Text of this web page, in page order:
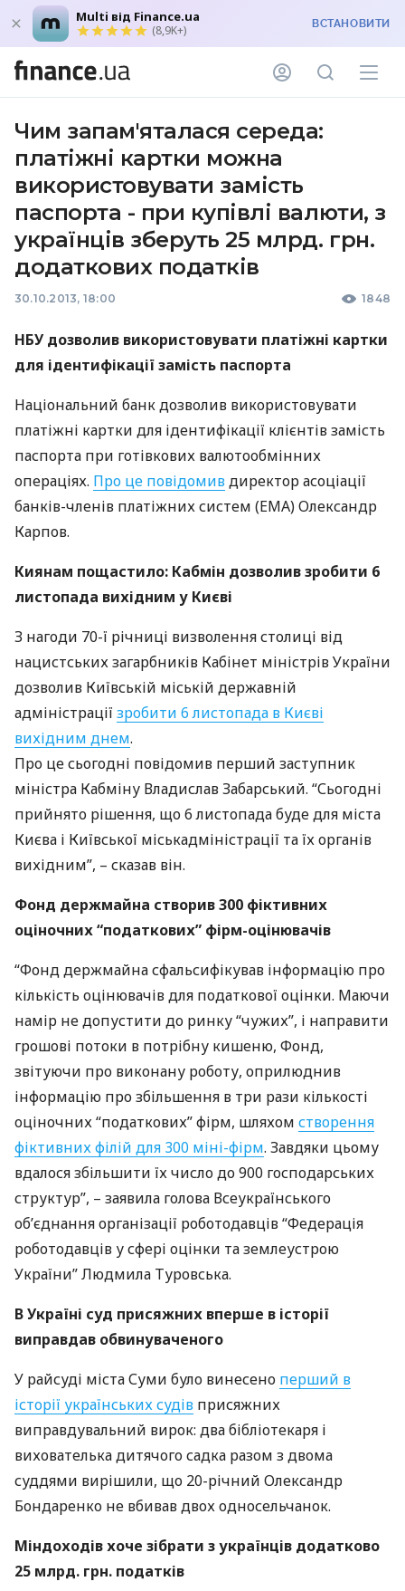
Multi від Finance.ua
(8,9K+) ВСТАНОВИТИ
Чим запам'яталася середа:
платіжні картки можна
використовувати замість
паспорта - при купівлі валюти, з
українців зберуть 25 млрд. грн.
додаткових податків
30.10.2013, 18:00 1848
НБУ дозволив використовувати платіжні картки
для ідентифікації замість паспорта
Національний банк дозволив використовувати
платіжні картки для ідентифікації клієнтів замість
паспорта при готівкових валютообмінних
операціях. Про це повідомивдиректор асоціації
банків-членів платіжних систем (EMA) Олександр
Карпов.
Киянам пощастило: Кабмін дозволив зробити 6
листопада вихідним у Києві
З нагоди 70-ї річниці визволення столиці від
нацистських загарбників Кабінет міністрів України
дозволив Київській міській державній
адміністрації зробити 6 листопада в Києві
вихідним днем.
Про це сьогодні повідомив перший заступник
міністра Кабміну Владислав Забарський. “Сьогодні
прийнято рішення, що 6 листопада буде для міста
Києва і Київської міськадміністрації та їх органів
вихідним”, – сказав він.
Фонд держмайна створив 300 фіктивних
оціночних “податкових” фірм-оцінювачів
“Фонд держмайна сфальсифікував інформацію про
кількість оцінювачів для податкової оцінки. Маючи
намір не допустити до ринку “чужих”, і направити
грошові потоки в потрібну кишеню, Фонд,
звітуючи про виконану роботу, оприлюднив
інформацію про збільшення в три рази кількості
оціночних “податкових” фірм, шляхом створення
фіктивних філій для 300 міні-фірм. Завдяки цьому
вдалося збільшити їх число до 900 господарських
структур”, – заявила голова Всеукраїнського
об’єднання організації роботодавців “Федерація
роботодавців у сфері оцінки та землеустрою
України” Людмила Туровська.
В Україні суд присяжних вперше в історії
виправдав обвинуваченого
У райсуді міста Суми було винесено перший в
історії українських судів присяжних
виправдувальний вирок: два бібліотекаря і
вихователька дитячого садка разом з двома
суддями вирішили, що 20-річний Олександр
Бондаренко не вбивав двох односельчанок.
Міндоходів хоче зібрати з українців додатково
25 млрд. грн. податків